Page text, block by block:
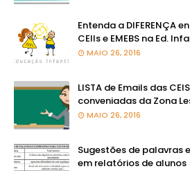
Entenda a DIFERENÇA
CEIIs e EMEBS na Ed.
MAIO 26, 2016
LISTA de Emails das
conveniadas da Zona
MAIO 26, 2016
Sugestões de palavras
em relatórios de alunos